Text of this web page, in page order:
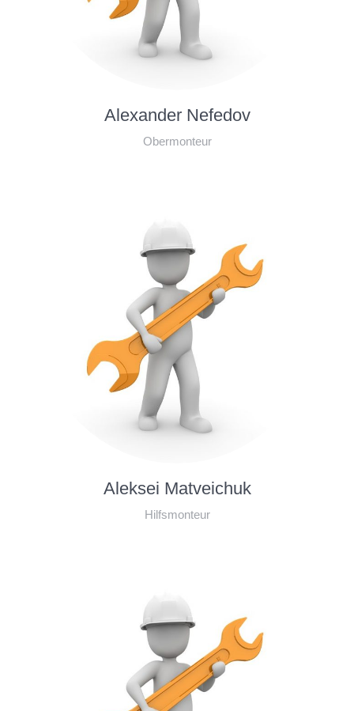
Alexander Nefedov
Obermonteur
Aleksei Matveichuk
Hilfsmonteur